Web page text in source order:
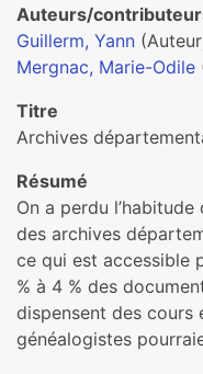
Auteurs/
Guillerm, Yann
Mergnac, Marie-Odile
Titre
Archives
Résumé
On a perdu
des archives
ce qui est accessible
% à 4 % des
dispensent des cours
généalogistes